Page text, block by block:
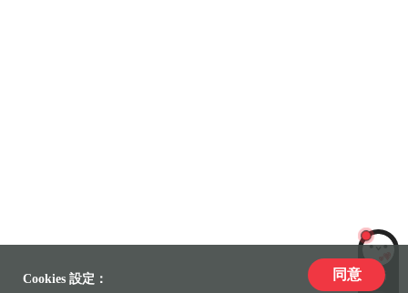
LiLi
Cookies 設定： 同意